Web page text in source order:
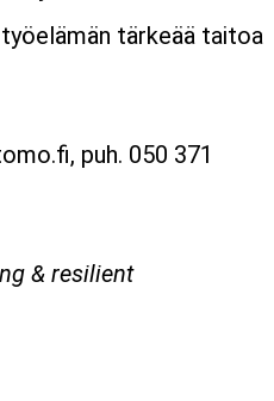
tärkeää taitoa
puh. 050 371
& resilient